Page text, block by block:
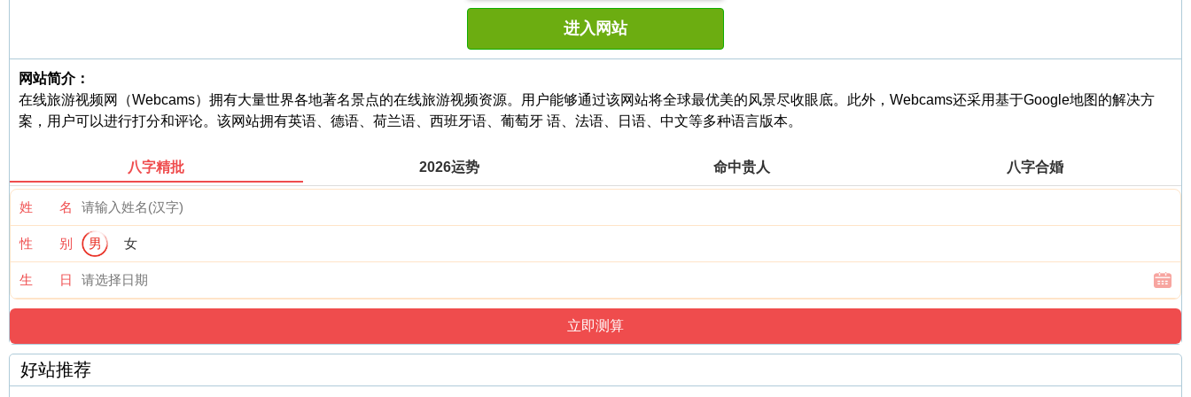
进入网站
网站简介：
在线旅游视频网（Webcams）拥有大量世界各地著名景点的在线旅游视频资源。用户能够通过该网站将全球最优美的风景尽收眼底。此外，Webcams还采用基于Google地图的解决方
案，用户可以进行打分和评论。该网站拥有英语、德语、荷兰语、西班牙语、葡萄牙 语、法语、日语、中文等多种语言版本。
八字精批 2026运势 命中贵人 八字合婚
姓 名
性 别 男 女
生 日
好站推荐